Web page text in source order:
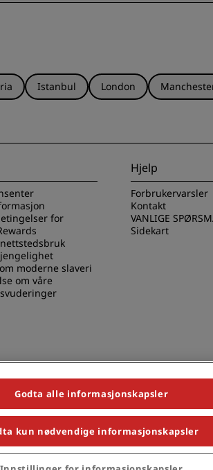
Istanbul London
for
moderne slaveri
om våre
Hjelp
Forbrukervarsler
Kontakt
VANLIGE
Sidekart
Plaza, Park Inn, Country Inn & Suites, Prize by
Godta alle informasjonskapsler
kun nødvendige informasjonskapsler